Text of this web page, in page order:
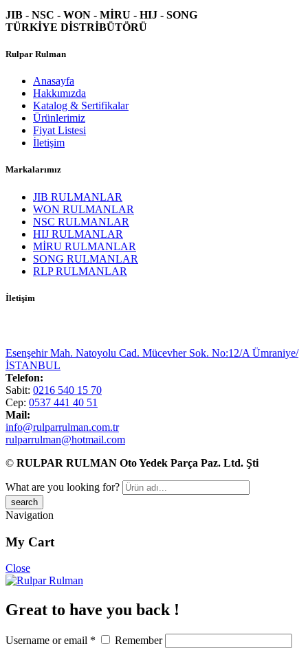
JIB - NSC - WON - MİRU - HIJ - SONG
TÜRKİYE DİSTRİBÜTÖRÜ
Rulpar Rulman
Anasayfa
Hakkımızda
Katalog & Sertifikalar
Ürünlerimiz
Fiyat Listesi
İletişim
Markalarımız
JIB RULMANLAR
WON RULMANLAR
NSC RULMANLAR
HIJ RULMANLAR
MİRU RULMANLAR
SONG RULMANLAR
RLP RULMANLAR
İletişim
Esenşehir Mah. Natoyolu Cad. Mücevher Sok. No:12/A Ümraniye/
İSTANBUL
Telefon:
Sabit: 0216 540 15 70
Cep: 0537 441 40 51
Mail:
info@rulparrulman.com.tr
rulparrulman@hotmail.com
© RULPAR RULMAN Oto Yedek Parça Paz. Ltd. Şti
What are you looking for?
Navigation
My Cart
Close
Great to have you back !
Username or email * Remember